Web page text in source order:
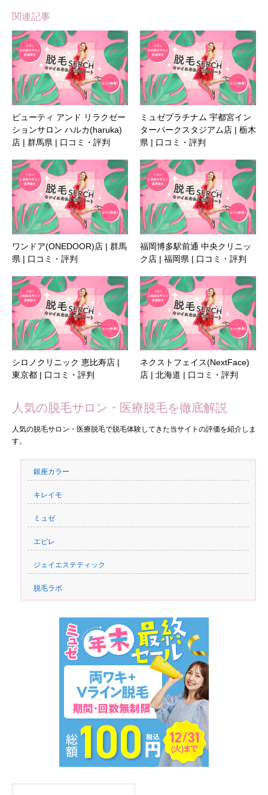
関連記事
ビューティ アンド リラクゼー
ションサロン ハルカ(haruka)
店 | 群馬県 | 口コミ・評判
ミュゼプラチナム 宇都宮イン
ターパークスタジアム店 | 栃木
県 | 口コミ・評判
ワンドア(ONEDOOR)店 | 群馬
県 | 口コミ・評判
福岡博多駅前通 中央クリニッ
ク店 | 福岡県 | 口コミ・評判
シロノクリニック 恵比寿店 |
東京都 | 口コミ・評判
ネクストフェイス(NextFace)
店 | 北海道 | 口コミ・評判
人気の脱毛サロン・医療脱毛を徹底解説
人気の脱毛サロン・医療脱毛で脱毛体験してきた当サイトの評価を紹介しま
す。
銀座カラー
キレイモ
ミュゼ
エピレ
ジェイエステティック
脱毛ラボ